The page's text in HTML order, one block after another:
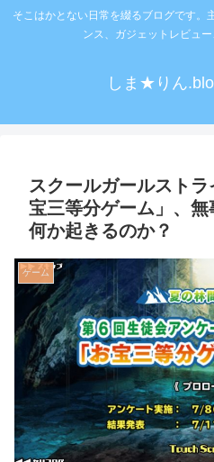
そこはかとない日常を綴るブログです。
ンス、ガジェットレビュー
しま★りん
スクールガールスト
宝三等分ゲーム」、
何か起きるのか？
ゲーム